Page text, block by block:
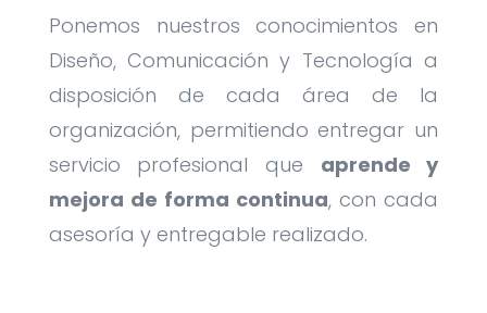
Ponemos nuestros conocimientos en
Diseño, Comunicación y Tecnología a
disposición de cada área de la
organización, permitiendo entregar un
servicio profesional que aprende y
mejora de forma continua, con cada
asesoría y entregable realizado.